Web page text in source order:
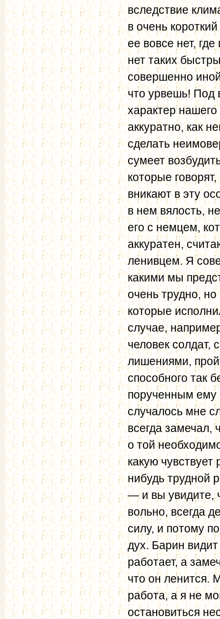
вследствие
в очень
ее вовсе нет,
нет таких
совершенно
что урвешь! Под
характер
аккуратно, как
сделать
сумеет
которые
вникают в эту
в нем вялость,
его с немцем,
аккуратен,
ленивцем. Я
какими мы
очень трудно,
которые
случае,
человек солдат,
лишениями,
способного так
порученным ему
случалось мне
всегда замечал,
о той
какую
нибудь трудной
— и вы увидите,
вольно, всегда
силу, и потому
дух. Барин
работает, а
что он ленится.
работа, а я не
остановиться